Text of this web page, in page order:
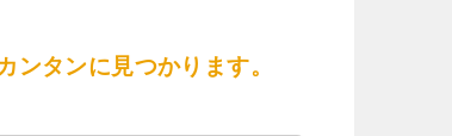
ンタンに見つかります。